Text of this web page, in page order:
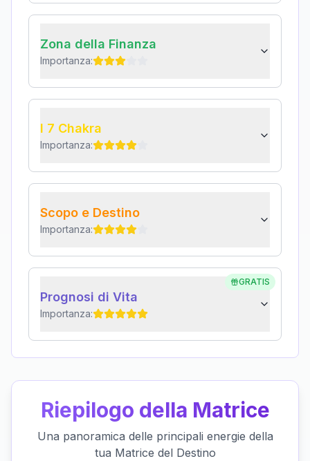
Zona della Finanza
Importanza:
I 7 Chakra
Importanza:
Scopo e Destino
Importanza:
GRATIS
Prognosi di Vita
Importanza:
Riepilogo della Matrice
Una panoramica delle principali energie della
tua Matrice del Destino